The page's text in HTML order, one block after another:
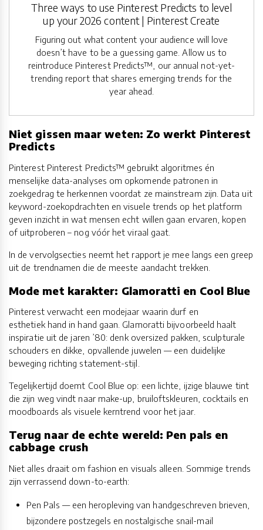
Three ways to use Pinterest Predicts to level
up your 2026 content | Pinterest Create
Figuring out what content your audience will love
doesn’t have to be a guessing game. Allow us to
reintroduce Pinterest Predicts™, our annual not-yet-
trending report that shares emerging trends for the
year ahead.
Niet gissen maar weten: Zo werkt Pinterest
Predicts
Pinterest Pinterest Predicts™ gebruikt algoritmes én
menselijke data-analyses om opkomende patronen in
zoekgedrag te herkennen voordat ze mainstream zijn. Data uit
keyword-zoekopdrachten en visuele trends op het platform
geven inzicht in wat mensen echt willen gaan ervaren, kopen
of uitproberen – nog vóór het viraal gaat.
In de vervolgsecties neemt het rapport je mee langs een greep
uit de trendnamen die de meeste aandacht trekken.
Mode met karakter: Glamoratti en Cool Blue
Pinterest verwacht een modejaar waarin durf en
esthetiek hand in hand gaan. Glamoratti bijvoorbeeld haalt
inspiratie uit de jaren ’80: denk oversized pakken, sculpturale
schouders en dikke, opvallende juwelen — een duidelijke
beweging richting statement-stijl.
Tegelijkertijd doemt Cool Blue op: een lichte, ijzige blauwe tint
die zijn weg vindt naar make-up, bruiloftskleuren, cocktails en
moodboards als visuele kerntrend voor het jaar.
Terug naar de echte wereld: Pen pals en
cabbage crush
Niet alles draait om fashion en visuals alleen. Sommige trends
zijn verrassend down-to-earth:
Pen Pals — een heropleving van handgeschreven brieven,
bijzondere postzegels en nostalgische snail-mail